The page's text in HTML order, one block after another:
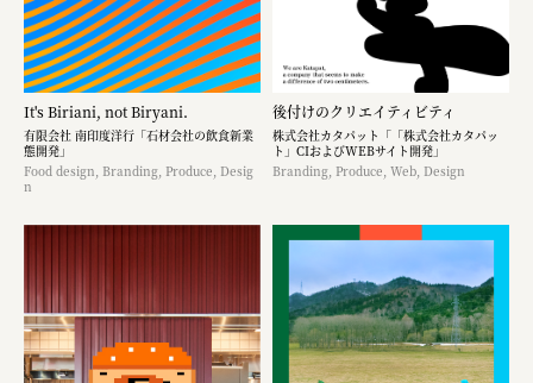
It's Biriani, not Biryani.
有限会社 南印度洋行「石材会社の飲食新業
態開発」
Food design, Branding, Produce, Desig
n
後付けのクリエイティビティ
株式会社カタパット「「株式会社カタパッ
ト」CIおよびWEBサイト開発」
Branding, Produce, Web, Design